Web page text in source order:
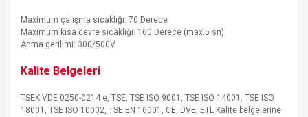
Maximum çalışma sıcaklığı: 70 Derece
Maximum kısa devre sıcaklığı: 160 Derece (max.5 sn)
Anma gerilimi: 300/500V
Kalite Belgeleri
TSEK VDE 0250-0214 e, TSE, TSE ISO 9001, TSE ISO 14001, TSE ISO
18001, TSE ISO 10002, TSE EN 16001, CE, DVE, ETL Kalite belgelerine